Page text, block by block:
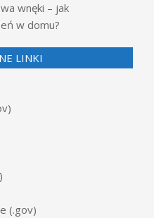
wnęki – jak
w domu?
LINKI
(.gov)